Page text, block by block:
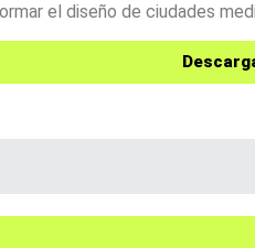
el diseño de ciudades